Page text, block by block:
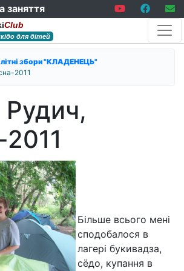
заняття
Club
для дітей
літні збори "КЛАДЕНЕЦЬ"
2011
Більше всього мені
сподобалося в
лагері букивадза,
сёдо, купання в